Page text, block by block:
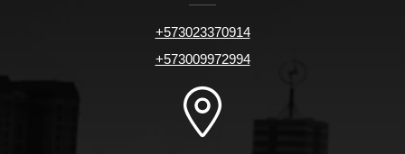
+573023370914
+573009972994